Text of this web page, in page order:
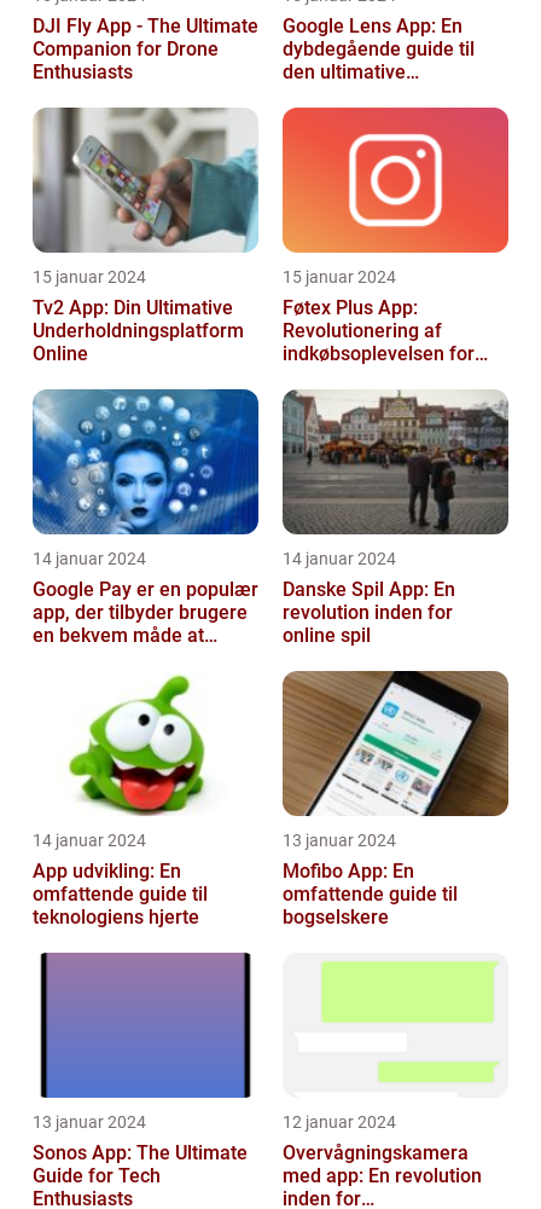
DJI Fly App - The Ultimate
Companion for Drone
Enthusiasts
Google Lens App: En
dybdegående guide til
den ultimative
15 januar 2024
Tv2 App: Din Ultimative
Underholdningsplatform
Online
15 januar 2024
Føtex Plus App:
Revolutionering af
indkøbsoplevelsen for
14 januar 2024
Google Pay er en populær
app, der tilbyder brugere
en bekvem måde at
14 januar 2024
Danske Spil App: En
revolution inden for
online spil
14 januar 2024
App udvikling: En
omfattende guide til
teknologiens hjerte
13 januar 2024
Mofibo App: En
omfattende guide til
bogselskere
13 januar 2024
Sonos App: The Ultimate
Guide for Tech
Enthusiasts
12 januar 2024
Overvågningskamera
med app: En revolution
inden for